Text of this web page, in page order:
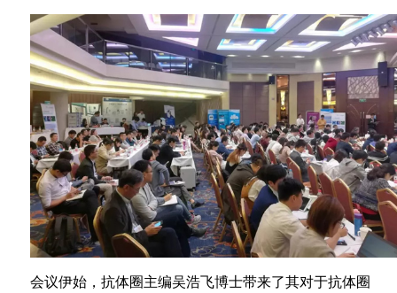
会议伊始，抗体圈主编吴浩飞博士带来了其对于抗体圈